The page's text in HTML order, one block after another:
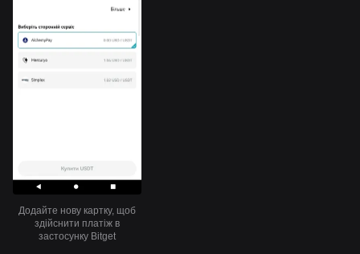
Додайте нову картку, щоб
здійснити платіж в
застосунку Bitget